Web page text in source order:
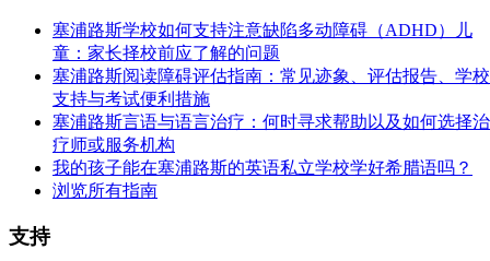
塞浦路斯学校如何支持注意缺陷多动障碍（ADHD）儿
童：家长择校前应了解的问题
塞浦路斯阅读障碍评估指南：常见迹象、评估报告、学校
支持与考试便利措施
塞浦路斯言语与语言治疗：何时寻求帮助以及如何选择治
疗师或服务机构
我的孩子能在塞浦路斯的英语私立学校学好希腊语吗？
浏览所有指南
支持